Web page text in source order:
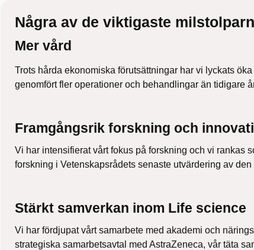
Några av de viktigaste
Mer vård
Trots hårda ekonomiska förutsättningar har vi lyckats
genomfört fler operationer och behandlingar än tidigare
Framgångsrik forskning och
Vi har intensifierat vårt fokus på forskning och vi rankas
forskning i Vetenskapsrådets senaste utvärdering av
Stärkt samverkan inom Life science
Vi har fördjupat vårt samarbete med akademi och
strategiska samarbetsavtal med AstraZeneca, vår täta